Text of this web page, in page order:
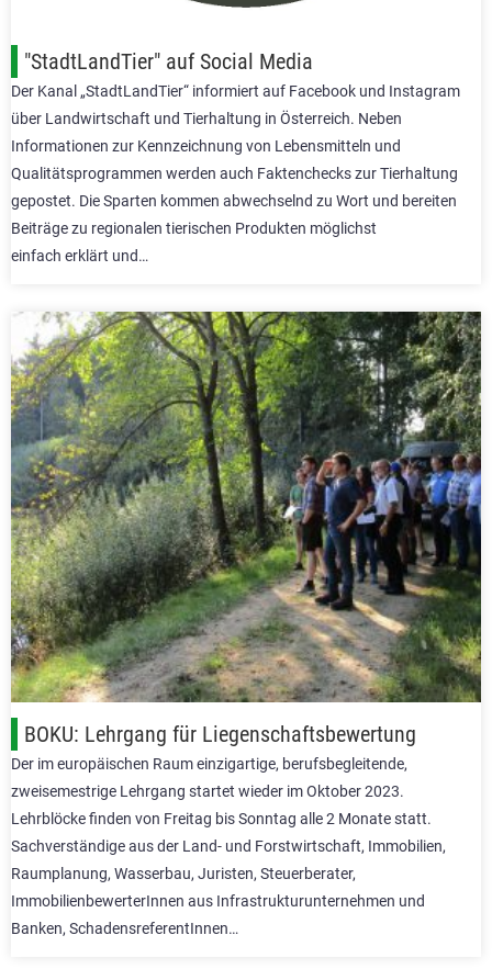
"StadtLandTier" auf Social Media
Der Kanal „StadtLandTier“ informiert auf Facebook und Instagram
über Landwirtschaft und Tierhaltung in Österreich. Neben
Informationen zur Kennzeichnung von Lebensmitteln und
Qualitätsprogrammen werden auch Faktenchecks zur Tierhaltung
gepostet. Die Sparten kommen abwechselnd zu Wort und bereiten
Beiträge zu regionalen tierischen Produkten möglichst
einfach erklärt und…
BOKU: Lehrgang für Liegenschaftsbewertung
Der im europäischen Raum einzigartige, berufsbegleitende,
zweisemestrige Lehrgang startet wieder im Oktober 2023.
Lehrblöcke finden von Freitag bis Sonntag alle 2 Monate statt.
Sachverständige aus der Land- und Forstwirtschaft, Immobilien,
Raumplanung, Wasserbau, Juristen, Steuerberater,
ImmobilienbewerterInnen aus Infra­strukturunternehmen und
Banken, Schadensreferent­Innen…